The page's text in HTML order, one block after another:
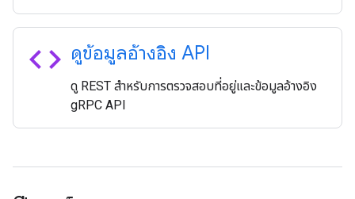
code ดูข้อมูลอ้างอิง API
ดู REST สำหรับการตรวจสอบที่อยู่และข้อมูลอ้างอิง
gRPC API